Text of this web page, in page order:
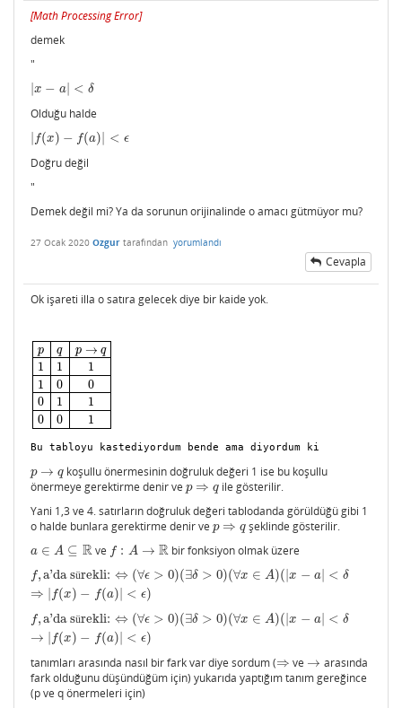
[Math Processing Error]
|x−a|
<
f
−f(a)|
<
demek
"
x − a| < δ
Olduğu halde
f(x) − f(a) < ϵ
f(x)− (a |<ϵ
Doğru değil
"
Demek değil mi? Ya da sorunun orijinalinde o amacı gütmüyor mu?
27 Ocak 2020 Ozgur tarafından yorumlandı
Cevapla
Ok işareti illa o satıra gelecek diye bir kaide yok.
p
1
1
0
0
q
1
0
1
0
p → q
1
0
1
1
q q1 00
Bu tabloyu kastediyordum bende ama diyordum ki
p → q
p→q
koşullu önermesinin doğruluk değeri 1 ise bu koşullu
önermeye gerektirme denir ve p ⇒ q
p⇒q
ile gösterilir.
Yani 1,3 ve 4. satırların doğruluk değeri tablodanda görüldüğü gibi 1
o halde bunlara gerektirme denir ve p ⇒ q
p⇒q şeklinde gösterilir.
a ∈ A ⊆ R
a∈A ⊆R ve f : A → R
f:A →R bir fonksiyon olmak üzere
f,a'da sürekli: ⇔ (∀ϵ > 0)(∃δ > 0)(∀x ∈ A)( |x − a < δ
⇒ f(x) − f(a) < ϵ)
f,a'da sürekli:⇔( ∀ϵ> 0)(∃ δ>0)(∀x∈A)( |x−a|< δ⇒ |f(x) −f a)|< )
f,a'da sürekli: ⇔ (∀ϵ > 0)(∃δ > 0)(∀x ∈ A)( |x − a < δ
→ f(x) − f(a) < ϵ)
f,a'da sürekli:⇔( ∀ϵ> 0)(∃ δ>0)(∀x∈A)( |x−a|< δ→|f(x −f a) |< )
tanımları arasında nasıl bir fark var diye sordum (⇒
⇒ ve →
→ arasında
fark olduğunu düşündüğüm için) yukarıda yaptığım tanım gereğince
(p ve q önermeleri için)